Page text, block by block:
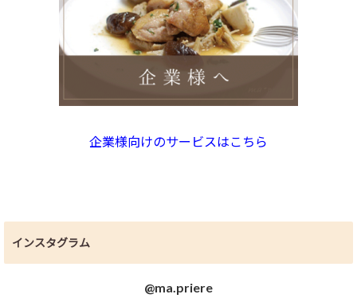
企業様向けのサービスはこちら
インスタグラム
@ma.priere